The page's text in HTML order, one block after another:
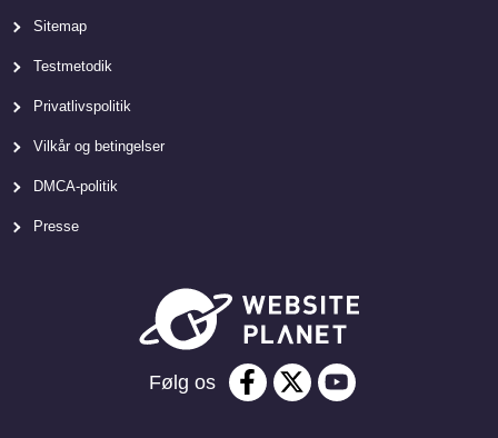
Sitemap
Testmetodik
Privatlivspolitik
Vilkår og betingelser
DMCA-politik
Presse
Følg os